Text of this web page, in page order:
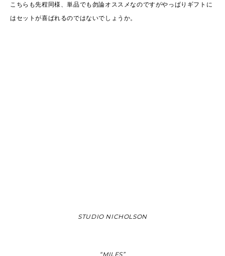
こちらも先程同様、単品でも勿論オススメなのですがやっぱりギフトに
はセットが喜ばれるのではないでしょうか。
STUDIO NICHOLSON
“MILES”